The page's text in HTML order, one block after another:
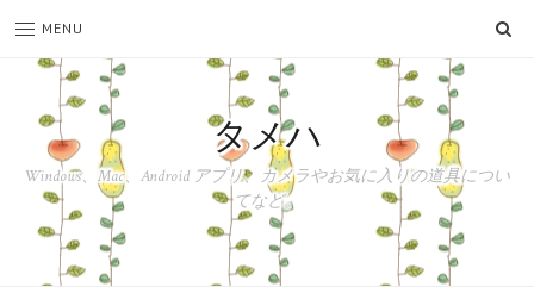
MENU
タメハ
Windows、Mac、Android アプリ、カメラやお気に入りの道具につい
てなど。